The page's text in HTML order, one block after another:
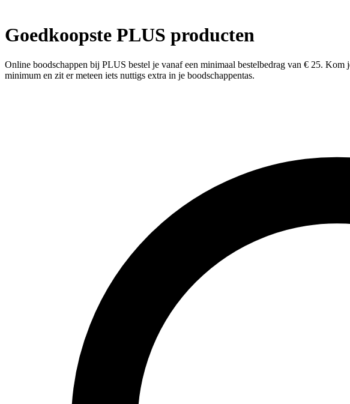
Goedkoopste PLUS producten
Online boodschappen bij PLUS bestel je vanaf een minimaal bestelbedrag van € 25.
minimum en zit er meteen iets nuttigs extra in je boodschappentas.